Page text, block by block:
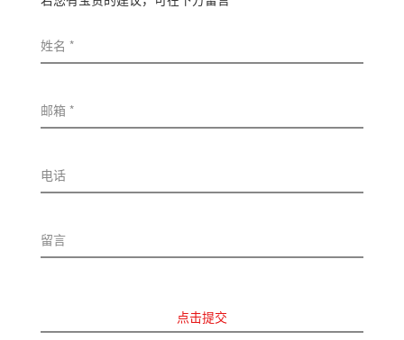
姓名 *
邮箱 *
电话
留言
点击提交